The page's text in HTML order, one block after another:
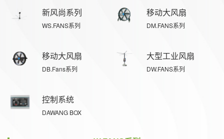
新风尚系列
WS.FANS系列
移动大风扇
DM.FANS系列
移动大风扇
DB.Fans系列
大型工业风扇
DW.FANS系列
控制系统
DAWANG BOX